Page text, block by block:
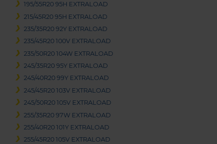
195/55R20 95H EXTRALOAD
215/45R20 95H EXTRALOAD
235/35R20 92Y EXTRALOAD
235/45R20 100V EXTRALOAD
235/50R20 104W EXTRALOAD
245/35R20 95Y EXTRALOAD
245/40R20 99Y EXTRALOAD
245/45R20 103V EXTRALOAD
245/50R20 105V EXTRALOAD
255/35R20 97W EXTRALOAD
255/40R20 101Y EXTRALOAD
255/45R20 105V EXTRALOAD